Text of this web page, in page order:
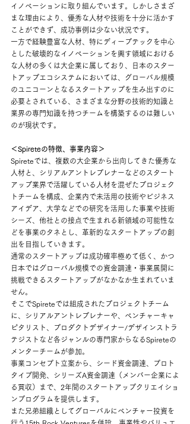
イノベーションに取り組んでいます。しかしさまざ
まな理由により、優秀な人材や技術を十分に活かす
ことができず、成功事例は少ない状況です。
一方で経験豊富な人材、特にディープテックを中心
とした破壊的なイノベーションを興す領域における
な人材の多くは大企業に属しており、日本のスター
トアップエコシステムにおいては、グローバル規模
のユニコーンとなるスタートアップを生み出すのに
必要とされている、さまざまな分野の技術的知識と
業界の専門知識を持つチームを構築するのは難しい
のが現状です。
＜Spireteの特徴、事業内容＞
Spireteでは、複数の大企業から出向してきた優秀な
人材と、シリアルアントレプレナーなどのスタート
アップ業界で活躍している人材を混ぜたプロジェク
トチームを構成、企業内で未活用の技術やビジネス
アイデア、大学などでの研究を活用した事業や技術
シーズ、他社との接点で生まれる新領域の可能性な
どを事業のタネとし、革新的なスタートアップの創
出を目指していきます。
通常のスタートアップは成功確率極めて低く、かつ
日本ではグローバル規模での資金調達・事業展開に
挑戦できるスタートアップがなかなか生まれていま
せん。
そこでSpireteでは組成されたプロジェクトチーム
に、シリアルアントレプレナーや、ベンチャーキャ
ピタリスト、プロダクトデザイナー/デザインストラ
テジストなど各ジャンルの専門家からなるSpireteの
メンターチームが参加。
事業コンセプト立案から、シード資金調達、プロト
タイプ開発、シリーズA資金調達（メンバー企業によ
る買収）まで、2年間のスタートアップクリエイショ
ンプログラムを提供します。
また兄弟組織としてグローバルにベンチャー投資を